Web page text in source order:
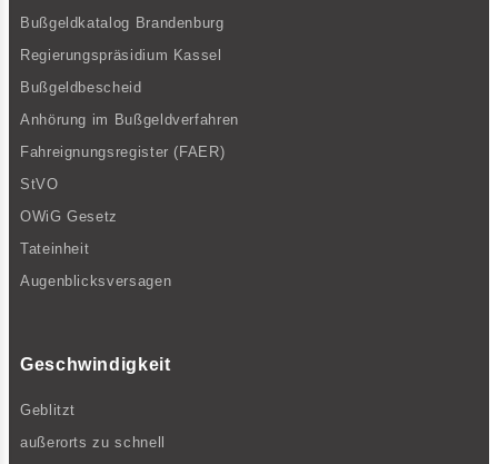
Bußgeldkatalog Brandenburg
Regierungspräsidium Kassel
Bußgeldbescheid
Anhörung im Bußgeldverfahren
Fahreignungsregister (FAER)
StVO
OWiG Gesetz
Tateinheit
Augenblicksversagen
Geschwindigkeit
Geblitzt
außerorts zu schnell